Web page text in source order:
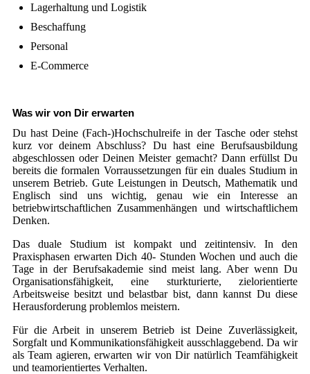
Lagerhaltung und Logistik
Beschaffung
Personal
E-Commerce
Was wir von Dir erwarten
Du hast Deine (Fach-)Hochschulreife in der Tasche oder stehst
kurz vor deinem Abschluss? Du hast eine Berufsausbildung
abgeschlossen oder Deinen Meister gemacht? Dann erfüllst Du
bereits die formalen Vorraussetzungen für ein duales Studium in
unserem Betrieb. Gute Leistungen in Deutsch, Mathematik und
Englisch sind uns wichtig, genau wie ein Interesse an
betriebwirtschaftlichen Zusammenhängen und wirtschaftlichem
Denken.
Das duale Studium ist kompakt und zeitintensiv. In den
Praxisphasen erwarten Dich 40- Stunden Wochen und auch die
Tage in der Berufsakademie sind meist lang. Aber wenn Du
Organisationsfähigkeit, eine sturkturierte, zielorientierte
Arbeitsweise besitzt und belastbar bist, dann kannst Du diese
Herausforderung problemlos meistern.
Für die Arbeit in unserem Betrieb ist Deine Zuverlässigkeit,
Sorgfalt und Kommunikationsfähigkeit ausschlaggebend. Da wir
als Team agieren, erwarten wir von Dir natürlich Teamfähigkeit
und teamorientiertes Verhalten.